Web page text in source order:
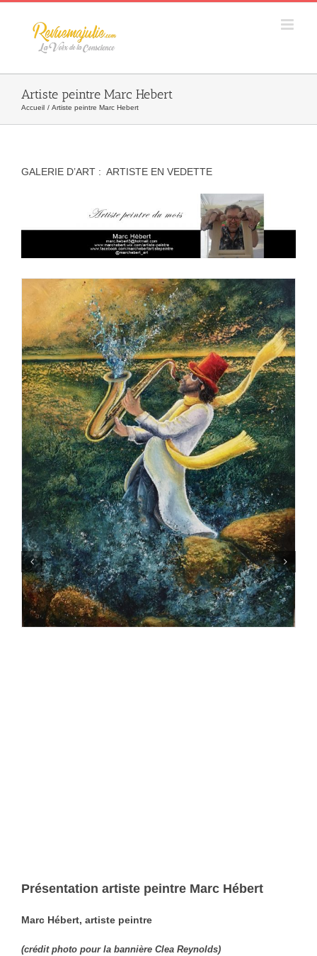
Skip
Artiste peintre Marc Hebert
Accueil Artiste peintre Marc Hebert
GALERIE D’ART : ARTISTE EN VEDETTE
Présentation artiste peintre Marc Hébert
Marc Hébert, artiste peintre
(crédit photo pour la bannière Clea Reynolds)